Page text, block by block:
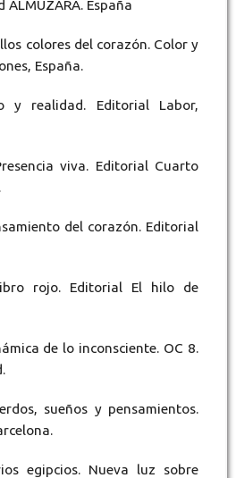
ALMUZARA. España
colores del corazón. Color y
España.
y realidad. Editorial Labor,
viva. Editorial Cuarto
del corazón. Editorial
rojo. Editorial El hilo de
de lo inconsciente. OC 8.
sueños y pensamientos.
egipcios. Nueva luz sobre